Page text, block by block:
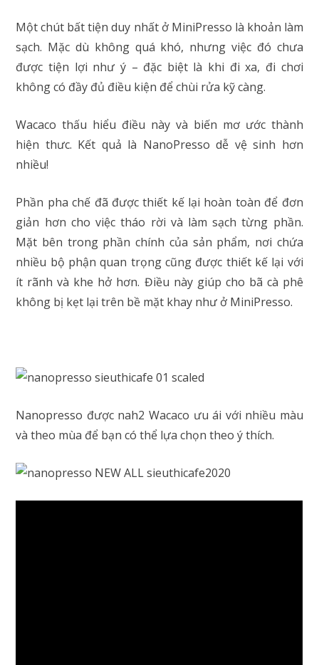
Một chút bất tiện duy nhất ở MiniPresso là khoản làm
sạch. Mặc dù không quá khó, nhưng việc đó chưa
được tiện lợi như ý – đặc biệt là khi đi xa, đi chơi
không có đầy đủ điều kiện để chùi rửa kỹ càng.
Wacaco thấu hiểu điều này và biến mơ ước thành
hiện thưc. Kết quả là NanoPresso dễ vệ sinh hơn
nhiều!
Phần pha chế đã được thiết kế lại hoàn toàn để đơn
giản hơn cho việc tháo rời và làm sạch từng phần.
Mặt bên trong phần chính của sản phẩm, nơi chứa
nhiều bộ phận quan trọng cũng được thiết kế lại với
ít rãnh và khe hở hơn. Điều này giúp cho bã cà phê
không bị kẹt lại trên bề mặt khay như ở MiniPresso.
Nanopresso được nah2 Wacaco ưu ái với nhiều màu
và theo mùa để bạn có thể lựa chọn theo ý thích.